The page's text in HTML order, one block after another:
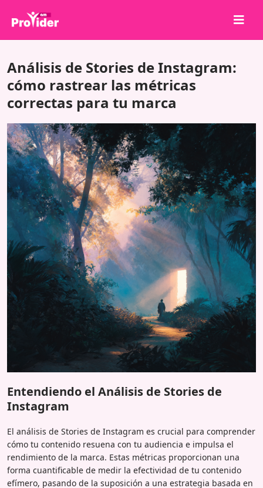
Sobre nosotros
Iniciar sesión
Registrarse
Servicios
API
Términos
Blog
Análisis de Stories de Instagram:
cómo rastrear las métricas
correctas para tu marca
Entendiendo el Análisis de Stories de
Instagram
El análisis de Stories de Instagram es crucial para comprender
cómo tu contenido resuena con tu audiencia e impulsa el
rendimiento de la marca. Estas métricas proporcionan una
forma cuantificable de medir la efectividad de tu contenido
efímero, pasando de la suposición a una estrategia basada en